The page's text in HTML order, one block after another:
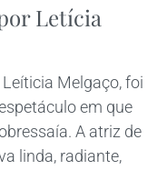
Letícia
Melgaço, foi
em que
A atriz de
linda, radiante,